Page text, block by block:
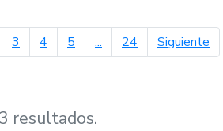
3 4 5 ... 24 Siguiente
resultados.